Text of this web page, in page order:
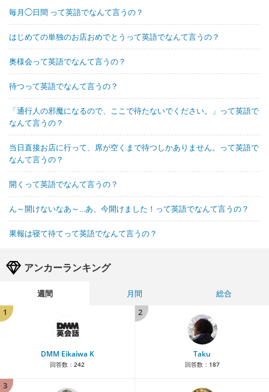
毎月◯日間 って英語でなんて言うの？
はじめての単独のお店おめでとうって英語でなんて言うの？
奥様会って英語でなんて言うの？
待つって英語でなんて言うの？
「通行人の邪魔になるので、ここで待たないでください。」って英語で
なんて言うの？
当日直接お店に行って、席が空くまで待つしかありません。って英語で
なんて言うの？
開くって英語でなんて言うの？
ん～開けないなあ～…あ、今開けました！って英語でなんて言うの？
果報は寝て待てって英語でなんて言うの？
アンカーランキング
週間 月間
総合
1
DMM Eikaiwa K
回答数： 242
2
Taku
回答数： 187
3